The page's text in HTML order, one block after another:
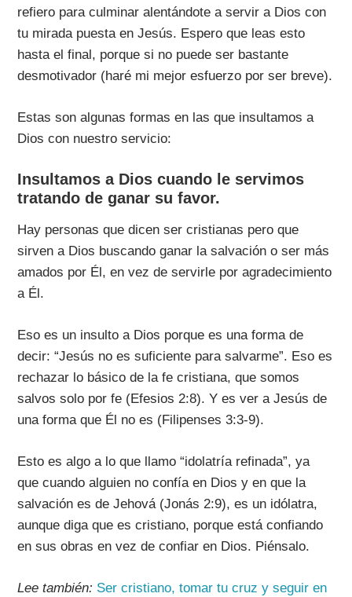
refiero para culminar alentándote a servir a Dios con
tu mirada puesta en Jesús. Espero que leas esto
hasta el final, porque si no puede ser bastante
desmotivador (haré mi mejor esfuerzo por ser breve).
Estas son algunas formas en las que insultamos a
Dios con nuestro servicio:
Insultamos a Dios cuando le servimos
tratando de ganar su favor.
Hay personas que dicen ser cristianas pero que
sirven a Dios buscando ganar la salvación o ser más
amados por Él, en vez de servirle por agradecimiento
a Él.
Eso es un insulto a Dios porque es una forma de
decir: “Jesús no es suficiente para salvarme”. Eso es
rechazar lo básico de la fe cristiana, que somos
salvos solo por fe (Efesios 2:8). Y es ver a Jesús de
una forma que Él no es (Filipenses 3:3-9).
Esto es algo a lo que llamo “idolatría refinada”, ya
que cuando alguien no confía en Dios y en que la
salvación es de Jehová (Jonás 2:9), es un idólatra,
aunque diga que es cristiano, porque está confiando
en sus obras en vez de confiar en Dios. Piénsalo.
Lee también: Ser cristiano, tomar tu cruz y seguir en